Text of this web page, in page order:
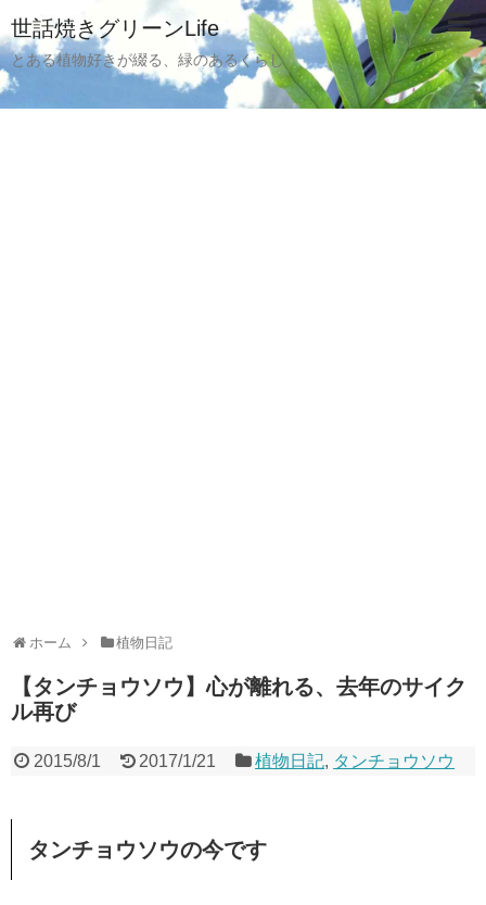
世話焼きグリーンLife
とある植物好きが綴る、緑のあるくらし
ホーム 植物日記
【タンチョウソウ】心が離れる、去年のサイク
ル再び
2015/8/1 2017/1/21 植物日記, タンチョウソウ
タンチョウソウの今です